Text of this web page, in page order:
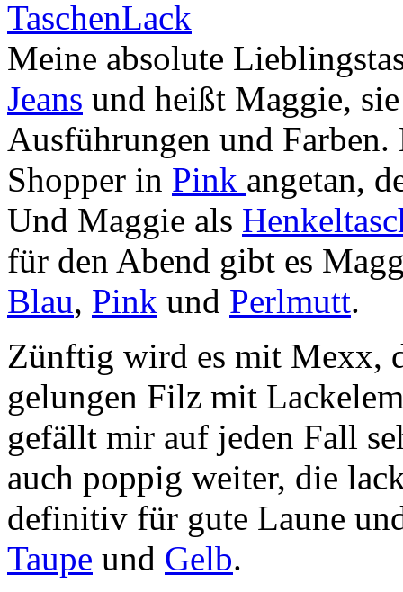
Meine absolute
Jeans und heißt Maggie,
Ausführungen und
Shopper in Pink angetan,
Und Maggie als
für den Abend gibt es
Blau, Pink und Perlmutt.
Zünftig wird es mit Mexx,
gelungen Filz mit
gefällt mir auf jeden Fall
auch poppig weiter, die
definitiv für gute Laune
Taupe und Gelb.